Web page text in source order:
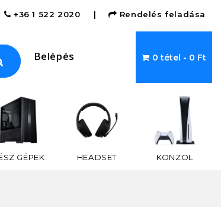
+36 1 522 2020 | Rendelés feladása
Belépés 0 tétel - 0 Ft
GÉPEK HEADSET KONZOL